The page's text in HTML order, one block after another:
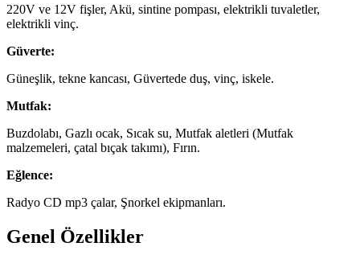
220V ve 12V fişler, Akü, sintine pompası, elektrikli tuvaletler,
elektrikli vinç.
Güverte:
Güneşlik, tekne kancası, Güvertede duş, vinç, iskele.
Mutfak:
Buzdolabı, Gazlı ocak, Sıcak su, Mutfak aletleri (Mutfak
malzemeleri, çatal bıçak takımı), Fırın.
Eğlence:
Radyo CD mp3 çalar, Şnorkel ekipmanları.
Genel Özellikler